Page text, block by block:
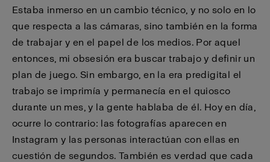
Estaba inmerso en un cambio técnico, y no solo en lo
que respecta a las cámaras, sino también en la forma
de trabajar y en el papel de los medios. Por aquel
entonces, mi obsesión era buscar trabajo y definir un
plan de juego. Sin embargo, en la era predigital el
trabajo se imprimía y permanecía en el quiosco
durante un mes, y la gente hablaba de él. Hoy en día,
ocurre lo contrario: las fotografías aparecen en
Instagram y las personas interactúan con ellas en
cuestión de segundos. También es verdad que cada